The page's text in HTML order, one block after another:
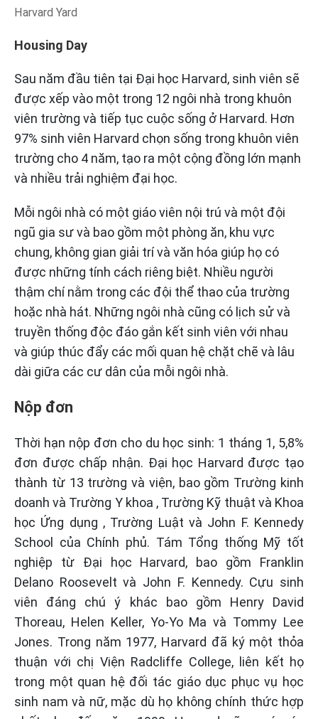
Harvard Yard
Housing Day
Sau năm đầu tiên tại Đại học Harvard, sinh viên sẽ
được xếp vào một trong 12 ngôi nhà trong khuôn
viên trường và tiếp tục cuộc sống ở Harvard. Hơn
97% sinh viên Harvard chọn sống trong khuôn viên
trường cho 4 năm, tạo ra một cộng đồng lớn mạnh
và nhiều trải nghiệm đại học.
Mỗi ngôi nhà có một giáo viên nội trú và một đội
ngũ gia sư và bao gồm một phòng ăn, khu vực
chung, không gian giải trí và văn hóa giúp họ có
được những tính cách riêng biệt. Nhiều người
thậm chí nằm trong các đội thể thao của trường
hoặc nhà hát. Những ngôi nhà cũng có lịch sử và
truyền thống độc đáo gắn kết sinh viên với nhau
và giúp thúc đẩy các mối quan hệ chặt chẽ và lâu
dài giữa các cư dân của mỗi ngôi nhà.
Nộp đơn
Thời hạn nộp đơn cho du học sinh: 1 tháng 1, 5,8%
đơn được chấp nhận. Đại học Harvard được tạo
thành từ 13 trường và viện, bao gồm Trường kinh
doanh và Trường Y khoa , Trường Kỹ thuật và Khoa
học Ứng dụng , Trường Luật và John F. Kennedy
School của Chính phủ. Tám Tổng thống Mỹ tốt
nghiệp từ Đại học Harvard, bao gồm Franklin
Delano Roosevelt và John F. Kennedy. Cựu sinh
viên đáng chú ý khác bao gồm Henry David
Thoreau, Helen Keller, Yo-Yo Ma và Tommy Lee
Jones. Trong năm 1977, Harvard đã ký một thỏa
thuận với chị Viện Radcliffe College, liên kết họ
trong một quan hệ đối tác giáo dục phục vụ học
sinh nam và nữ, mặc dù họ không chính thức hợp